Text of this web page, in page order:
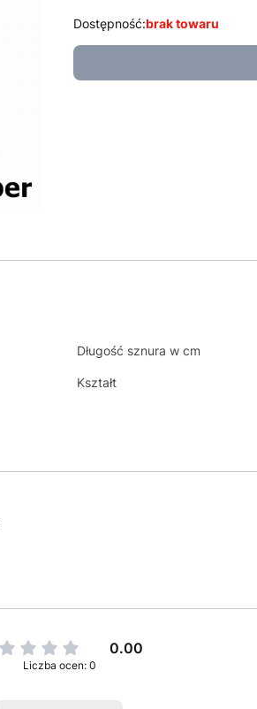
Dostępność:brak towaru
Długość sznura w cm
Kształt
0.00
Liczba ocen: 0